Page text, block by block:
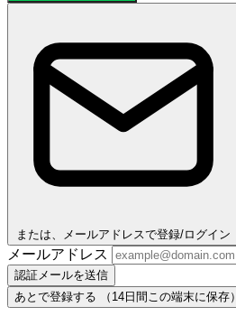
または、メールアドレスで登録/ログイン
メールアドレス
認証メールを送信
あとで登録する
（14日間この端末に保存）